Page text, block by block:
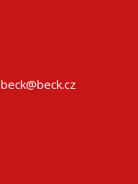
beck@beck.cz